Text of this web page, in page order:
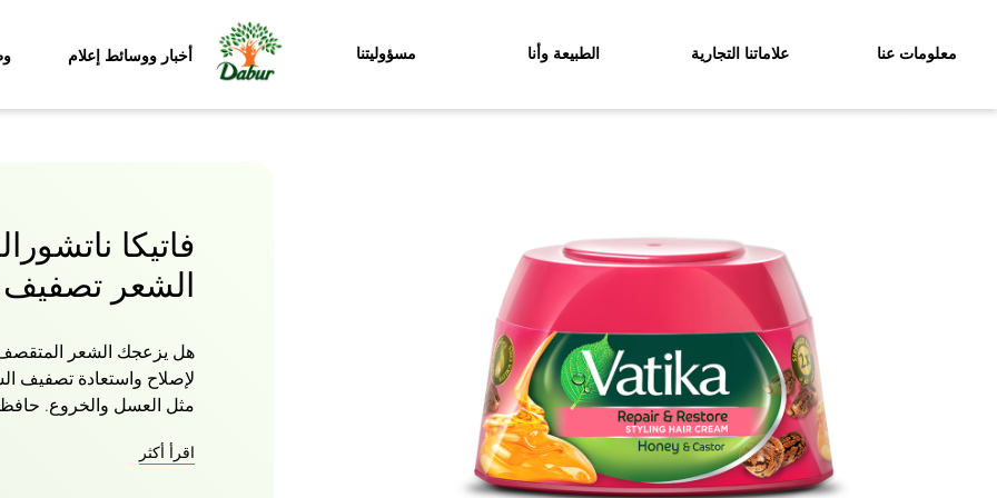
معلومات عنا علاماتنا التجارية الطبيعة وأنا مسؤوليتنا أخبار ووسائط إعلام
فاتيكا
الشعر
هل يزعجك الشعر المتقصف
لإصلاح واستعادة تصفيف
مثل العسل والخروع.
صحة ولمعانا بدون أطراف
اقرأ أكثر